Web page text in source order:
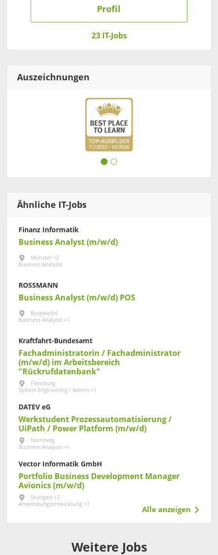
Profil
23 IT-Jobs
Auszeichnungen
Ähnliche IT-Jobs
Finanz Informatik
Business Analyst (m/w/d)
Münster +2
Business Analysis
ROSSMANN
Business Analyst (m/w/d) POS
Burgwedel
Business Analysis +1
Kraftfahrt-Bundesamt
Fachadministratorin / Fachadministrator
(m/w/d) im Arbeitsbereich
"Rückrufdatenbank"
Flensburg
System Engineering / Admin +1
DATEV eG
Werkstudent Prozessautomatisierung /
UiPath / Power Platform (m/w/d)
Nürnberg
Business Analysis +1
Vector Informatik GmbH
Portfolio Business Development Manager
Avionics (m/w/d)
Stuttgart +2
Anwendungsentwicklung +1
Alle anzeigen
Weitere Jobs